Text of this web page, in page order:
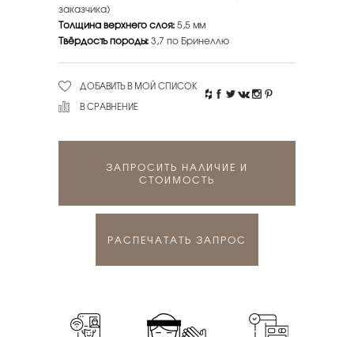
заказчика)
Толщина верхнего слоя:5,5 мм
Твёрдость породы:3,7 по Бринеллю
ДОБАВИТЬ В МОЙ СПИСОК
В СРАВНЕНИЕ
ЗАПРОСИТЬ НАЛИЧИЕ И
СТОИМОСТЬ
РАСПЕЧАТАТЬ ЗАПРОС